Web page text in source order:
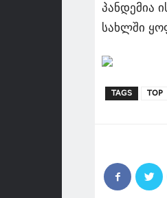
პანდემია
სახლში
TAGS TOP